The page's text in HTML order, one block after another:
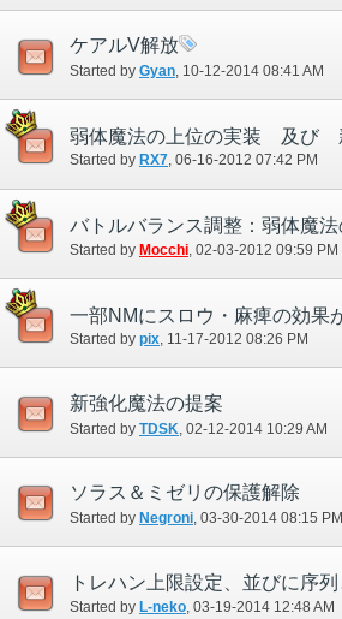
ケアルV解放
Started by Gyan‎, 10-12-2014 08:41 AM
Started by RX7‎, 06-16-2012 07:42 PM
Started by Mocchi ‎, 02-03-2012 09:59 PM
Started by pix‎, 11-17-2012 08:26 PM
新強化魔法の提案
Started by TDSK ‎, 02-12-2014 10:29 AM
ソラス＆ミゼリの保護解除
Started by Negroni‎, 03-30-2014 08:15 PM
Started by L-neko‎, 03-19-2014 12:48 AM